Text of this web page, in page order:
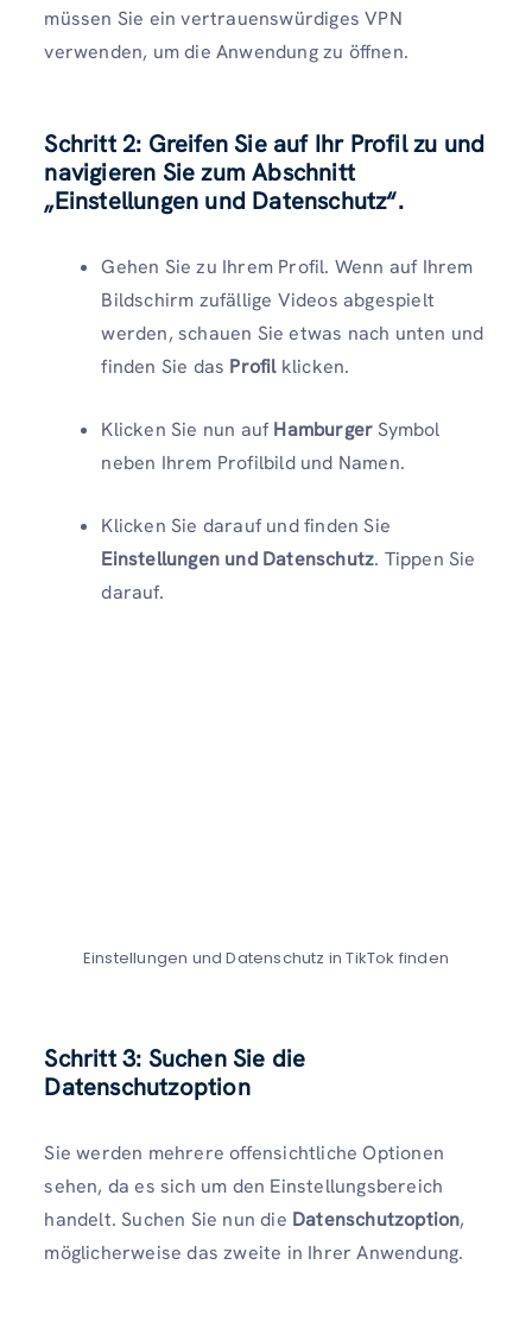
müssen Sie ein vertrauenswürdiges VPN
verwenden, um die Anwendung zu öffnen.
Schritt 2: Greifen Sie auf Ihr Profil zu und
navigieren Sie zum Abschnitt
„Einstellungen und Datenschutz“.
Gehen Sie zu Ihrem Profil. Wenn auf Ihrem
Bildschirm zufällige Videos abgespielt
werden, schauen Sie etwas nach unten und
finden Sie das Profilklicken.
Klicken Sie nun aufHamburgerSymbol
neben Ihrem Profilbild und Namen.
Klicken Sie darauf und finden Sie
Einstellungen und Datenschutz. Tippen Sie
darauf.
Einstellungen und Datenschutz in TikTok finden
Schritt 3: Suchen Sie die
Datenschutzoption
Sie werden mehrere offensichtliche Optionen
sehen, da es sich um den Einstellungsbereich
handelt. Suchen Sie nun die Datenschutzoption,
möglicherweise das zweite in Ihrer Anwendung.